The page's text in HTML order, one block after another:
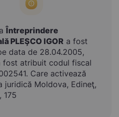
Întreprindere
PLEŞCO IGOR a fost
data de 28.04.2005,
fost atribuit codul fiscal
Care activează
juridică Moldova, Edineţ,
175